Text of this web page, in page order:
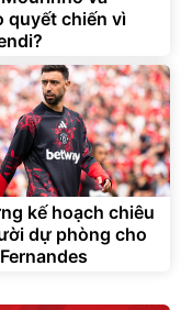
quyết chiến vì
kế hoạch chiêu
dự phòng cho